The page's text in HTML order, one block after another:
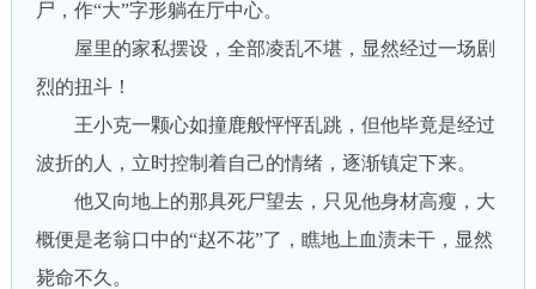
尸，作“大”字形躺在厅中心。
屋里的家私摆设，全部凌乱不堪，显然经过一场剧
烈的扭斗！
王小克一颗心如撞鹿般怦怦乱跳，但他毕竟是经过
波折的人，立时控制着自己的情绪，逐渐镇定下来。
他又向地上的那具死尸望去，只见他身材高瘦，大
概便是老翁口中的“赵不花”了，瞧地上血渍未干，显然
毙命不久。